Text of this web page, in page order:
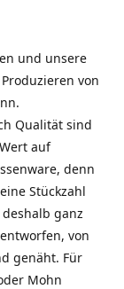
und unsere
von
Qualität sind
auf
denn
Stückzahl
ganz
von
genäht. Für
Mohn